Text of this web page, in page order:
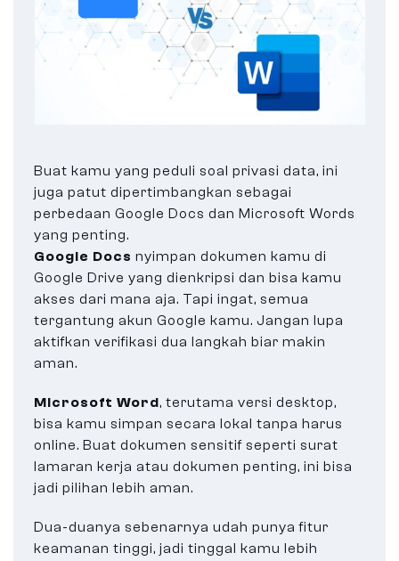
Buat kamu yang peduli soal privasi data, ini
juga patut dipertimbangkan sebagai
perbedaan Google Docs dan Microsoft Words
yang penting.
Google Docs nyimpan dokumen kamu di
Google Drive yang dienkripsi dan bisa kamu
akses dari mana aja. Tapi ingat, semua
tergantung akun Google kamu. Jangan lupa
aktifkan verifikasi dua langkah biar makin
aman.
Microsoft Word, terutama versi desktop,
bisa kamu simpan secara lokal tanpa harus
online. Buat dokumen sensitif seperti surat
lamaran kerja atau dokumen penting, ini bisa
jadi pilihan lebih aman.
Dua-duanya sebenarnya udah punya fitur
keamanan tinggi, jadi tinggal kamu lebih